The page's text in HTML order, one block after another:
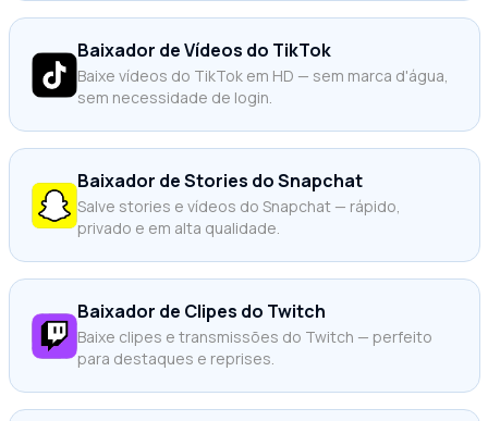
Baixador de Vídeos do TikTok
Baixe vídeos do TikTok em HD — sem marca d'água,
sem necessidade de login.
Baixador de Stories do Snapchat
Salve stories e vídeos do Snapchat — rápido,
privado e em alta qualidade.
Baixador de Clipes do Twitch
Baixe clipes e transmissões do Twitch — perfeito
para destaques e reprises.